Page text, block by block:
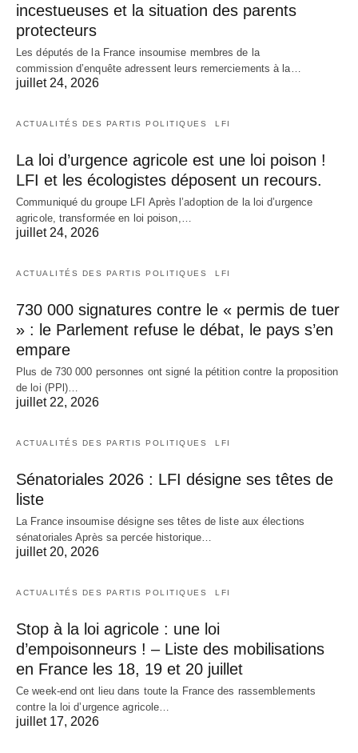
incestueuses et la situation des parents
protecteurs
Les députés de la France insoumise membres de la
commission d’enquête adressent leurs remerciements à la…
juillet 24, 2026
ACTUALITÉS DES PARTIS POLITIQUES LFI
La loi d’urgence agricole est une loi poison !
LFI et les écologistes déposent un recours.
Communiqué du groupe LFI Après l’adoption de la loi d’urgence
agricole, transformée en loi poison,…
juillet 24, 2026
ACTUALITÉS DES PARTIS POLITIQUES LFI
730 000 signatures contre le « permis de tuer
» : le Parlement refuse le débat, le pays s’en
empare
Plus de 730 000 personnes ont signé la pétition contre la proposition
de loi (PPl)…
juillet 22, 2026
ACTUALITÉS DES PARTIS POLITIQUES LFI
Sénatoriales 2026 : LFI désigne ses têtes de
liste
La France insoumise désigne ses têtes de liste aux élections
sénatoriales Après sa percée historique…
juillet 20, 2026
ACTUALITÉS DES PARTIS POLITIQUES LFI
Stop à la loi agricole : une loi
d’empoisonneurs ! – Liste des mobilisations
en France les 18, 19 et 20 juillet
Ce week-end ont lieu dans toute la France des rassemblements
contre la loi d’urgence agricole…
juillet 17, 2026